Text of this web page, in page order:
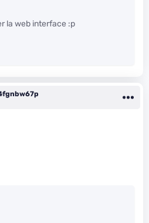
la web interface :p